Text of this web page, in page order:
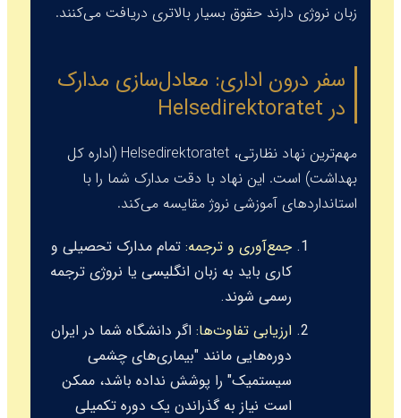
زبان نروژی دارند حقوق بسیار بالاتری دریافت می‌کنند.
سفر درون اداری: معادل‌سازی مدارک
در Helsedirektoratet
مهم‌ترین نهاد نظارتی، Helsedirektoratet (اداره کل
بهداشت) است. این نهاد با دقت مدارک شما را با
استانداردهای آموزشی نروژ مقایسه می‌کند.
جمع‌آوری و ترجمه:تمام مدارک تحصیلی و
کاری باید به زبان انگلیسی یا نروژی ترجمه
رسمی شوند.
ارزیابی تفاوت‌ها:اگر دانشگاه شما در ایران
دوره‌هایی مانند "بیماری‌های چشمی
سیستمیک" را پوشش نداده باشد، ممکن
است نیاز به گذراندن یک دوره تکمیلی